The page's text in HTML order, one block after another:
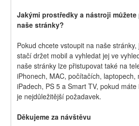
Jakými prostředky a nástroji
naše stránky?
Pokud chcete vstoupit na naše
stačí držet mobil a vyhledat jej ve
naše stránky lze přistupovat také na
iPhonech, MAC, počítačích, laptopech,
iPadech, PS 5 a Smart TV, pokud
je nejdůležitější požadavek.
Děkujeme za návštěvu